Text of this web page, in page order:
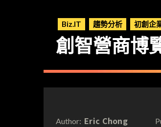
Biz.IT 趨勢分析 初創企
創智營商博
Author: Eric Chong